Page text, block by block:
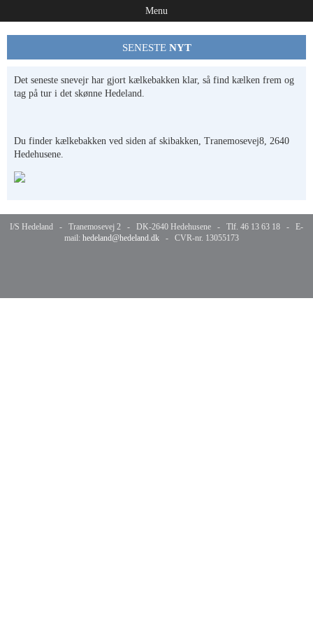
Menu
SENESTE NYT
Det seneste snevejr har gjort kælkebakken klar, så find kælken frem og
tag på tur i det skønne Hedeland.
Du finder kælkebakken ved siden af skibakken, Tranemosevej8, 2640
Hedehusene.
I/S Hedeland - Tranemosevej 2 - DK-2640 Hedehusene - Tlf. 46 13 63 18 - E-
mail: hedeland@hedeland.dk- CVR-nr. 13055173